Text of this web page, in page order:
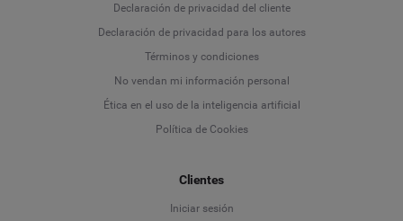
Declaración de privacidad del cliente
Declaración de privacidad para los autores
Términos y condiciones
No vendan mi información personal
Ética en el uso de la inteligencia artificial
Política de Cookies
Clientes
Iniciar sesión